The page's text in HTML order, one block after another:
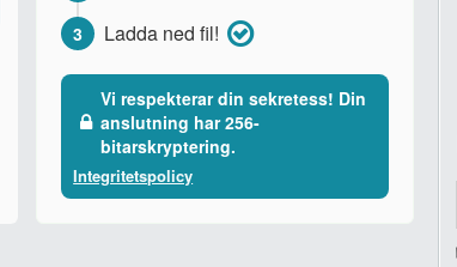
3 Ladda ned fil!
Vi respekterar din sekretess! Din
anslutning har 256-
bitarskryptering.
Integritetspolicy